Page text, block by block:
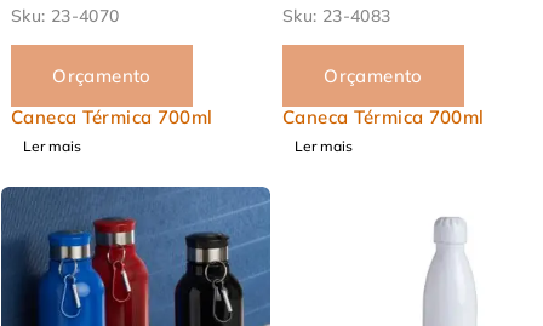
Sku: 23-4070
Orçamento
Caneca Térmica 700ml
Ler mais
Sku: 23-4083
Orçamento
Caneca Térmica 700ml
Ler mais